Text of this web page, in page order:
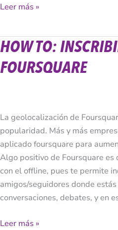
Leer más »
HOW TO:
FOURSQUARE
La geolocalización de
popularidad. Más y más
aplicado foursquare para
Algo positivo de Foursquare
con el offline, pues te permite
amigos/seguidores donde
conversaciones, debates, y en
How
Inscribir
Foursquare
Leer más »